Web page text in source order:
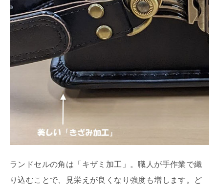
ランドセルの角は「キザミ加工」。職人が手作業で織
り込むことで、見栄えが良くなり強度も増します。ど